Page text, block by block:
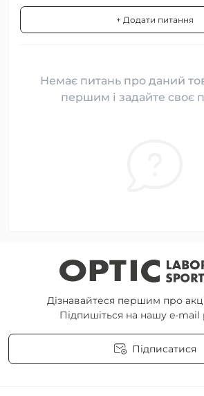
+ Додати питання
Немає питань про даний
першим і задайте своє
Дізнавайтеся першим про
Підпишіться на нашу e-mail
Підписатися